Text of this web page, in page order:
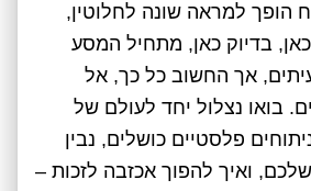
למראה שונה לחלוטין,
כאן, בדיוק כאן, מתחיל המסע
אך החשוב כל כך, אל
בואו נצלול יחד לעולם של
פלסטיים כושלים, נבין
ואיך להפוך אכזבה לזכות –